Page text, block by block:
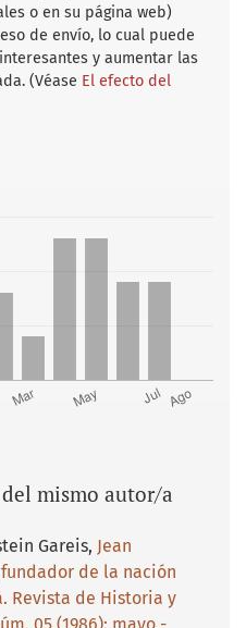
o en su página web)
de envío, lo cual puede
y aumentar las
(Véase El efecto del
mismo autor/a
Gareis, Jean
fundador de la nación
Revista de Historia y